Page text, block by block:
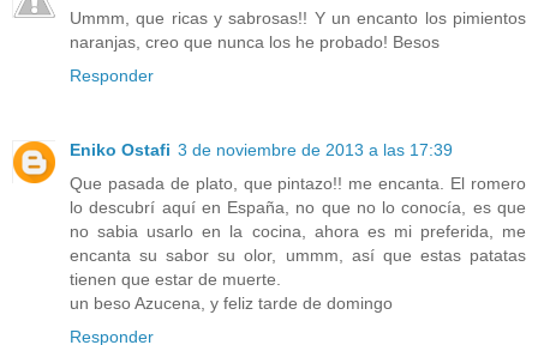
Ummm, que ricas y sabrosas!! Y un encanto los pimientos
naranjas, creo que nunca los he probado! Besos
Responder
Eniko Ostafi 3 de noviembre de 2013 a las 17:39
Que pasada de plato, que pintazo!! me encanta. El romero
lo descubrí aquí en España, no que no lo conocía, es que
no sabia usarlo en la cocina, ahora es mi preferida, me
encanta su sabor su olor, ummm, así que estas patatas
tienen que estar de muerte.
un beso Azucena, y feliz tarde de domingo
Responder